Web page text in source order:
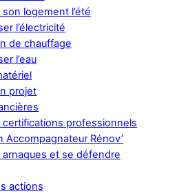
son logement l’été
l’électricité
de chauffage
l’eau
projet
certifications professionnels
Accompagnateur Rénov’
arnaques et se défendre
actions